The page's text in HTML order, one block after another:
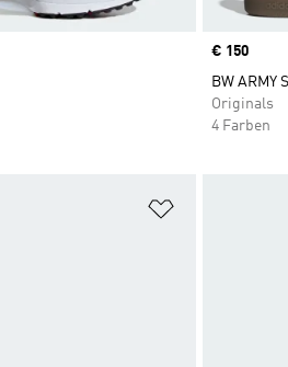
Price
€ 150
BW ARMY
Originals
4 Farben